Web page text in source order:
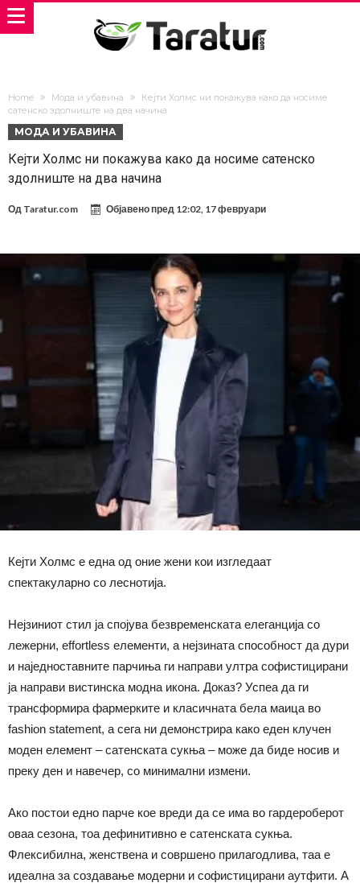
Home Мода и убавина
Кејти Холмс ни покажува како да носиме
сатенско здолниште на два начина
МОДА И УБАВИНА
Кејти Холмс ни покажува како да носиме сатенско
здолниште на два начина
Од Taratur.com Објавено пред 12:02, 17 февруари
Кејти Холмс е една од оние жени кои изгледаат
спектакуларно со леснотија.
Нејзиниот стил ја спојува безвременската елеганција со
лежерни, effortless елементи, а нејзината способност да дури
и наједноставните парчиња ги направи ултра софистицирани
ја направи вистинска модна икона. Доказ? Успеа да ги
трансформира фармерките и класичната бела маица во
fashion statement, а сега ни демонстрира како еден клучен
моден елемент – сатенската сукња – може да биде носив и
преку ден и навечер, со минимални измени.
Ако постои едно парче кое вреди да се има во гардероберот
оваа сезона, тоа дефинитивно е сатенската сукња.
Флексибилна, женствена и совршено прилагодлива, таа е
идеална за создавање модерни и софистицирани аутфити. А